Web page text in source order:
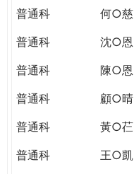
普通科
何○慈
普通科
沈○恩
普通科
陳○恩
普通科
顧○晴
普通科
黃○芢
普通科
王○凱